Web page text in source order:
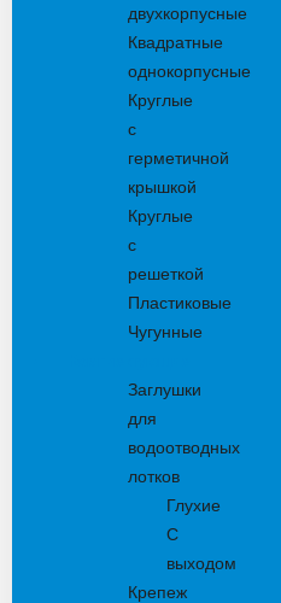
двухкорпусные
Квадратные
однокорпусные
Круглые
с
герметичной
крышкой
Круглые
с
решеткой
Пластиковые
Чугунные
Заглушки
для
водоотводных
лотков
Глухие
С
выходом
Крепеж